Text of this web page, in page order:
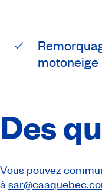
motoneige
Des
Vous pouvez
à